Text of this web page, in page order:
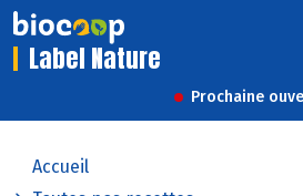
Label Nature
Prochaine
Accueil